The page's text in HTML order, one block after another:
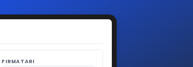
FIRMATARI